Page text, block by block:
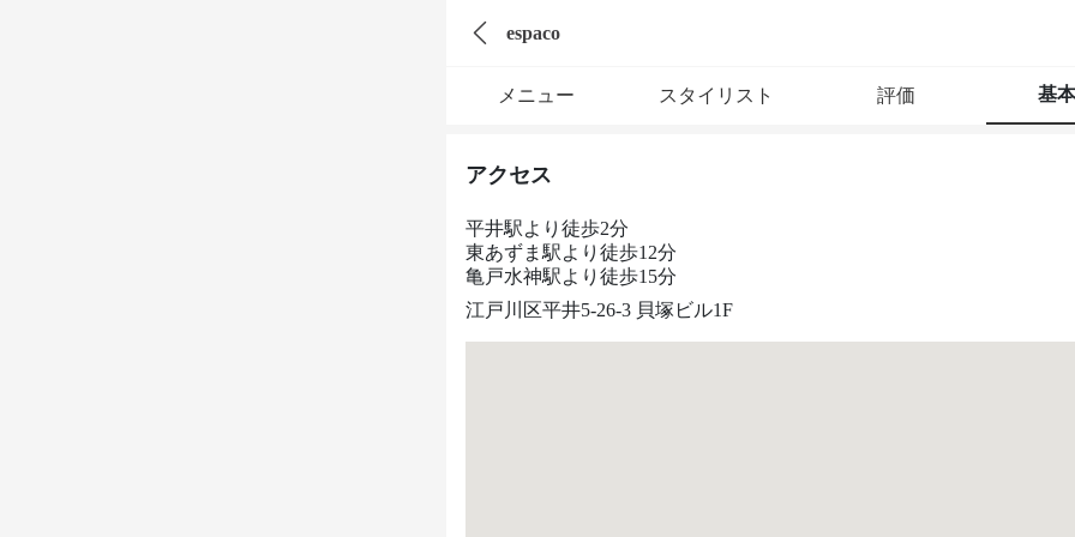
espaco
メニュー スタイリスト 評価 基
アクセス
平井駅より徒歩2分
東あずま駅より徒歩12分
亀戸水神駅より徒歩15分
江戸川区平井5-26-3 貝塚ビル1F